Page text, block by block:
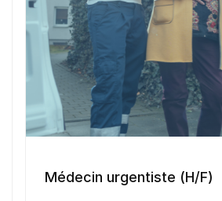
Ces métiers peuvent vous
Toutes nos fiches
Envie de
l’aventure avec
Médecin urgentiste (H/F)